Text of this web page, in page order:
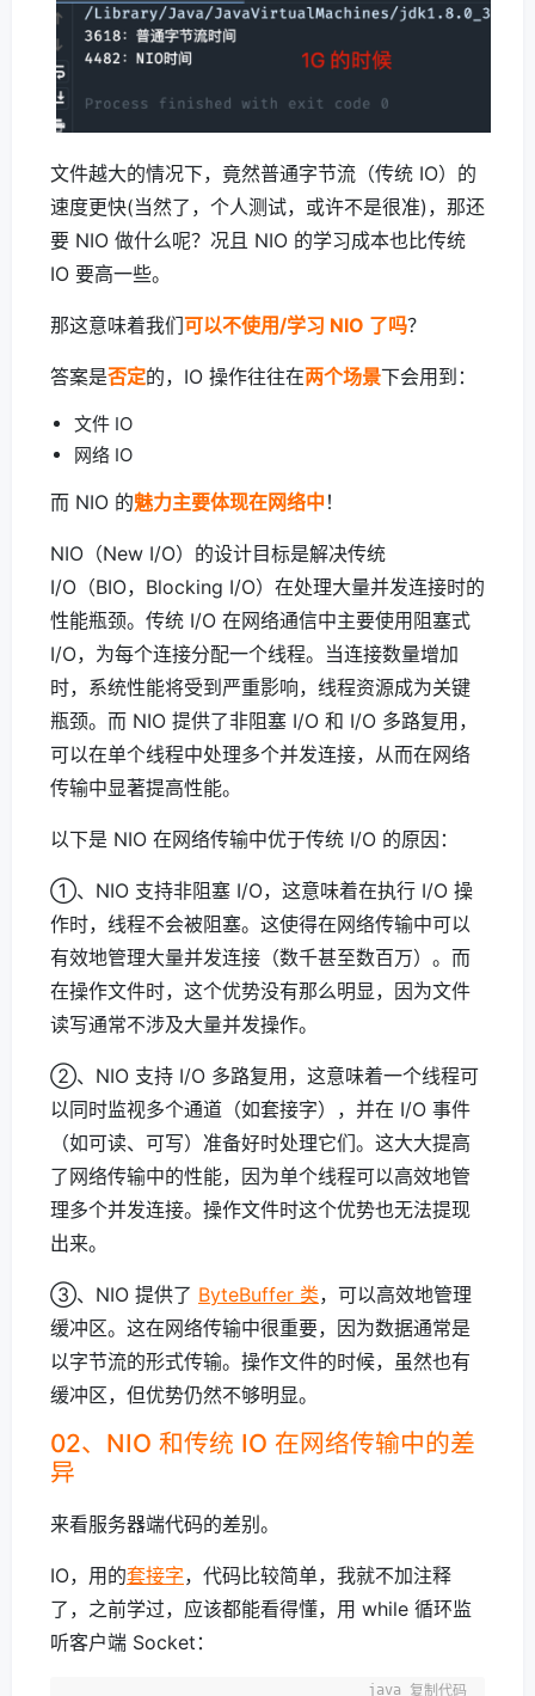
文件越大的情况下，竟然普通字节流（传统 IO）的
速度更快(当然了，个人测试，或许不是很准)，那还
要 NIO 做什么呢？况且 NIO 的学习成本也比传统
IO 要高一些。
那这意味着我们可以不使用/学习 NIO 了吗？
答案是否定的，IO 操作往往在两个场景下会用到：
文件 IO
网络 IO
而 NIO 的魅力主要体现在网络中 ！
NIO（New I/O）的设计目标是解决传统
I/O（BIO，Blocking I/O）在处理大量并发连接时的
性能瓶颈。传统 I/O 在网络通信中主要使用阻塞式
I/O，为每个连接分配一个线程。当连接数量增加
时，系统性能将受到严重影响，线程资源成为关键
瓶颈。而 NIO 提供了非阻塞 I/O 和 I/O 多路复用，
可以在单个线程中处理多个并发连接，从而在网络
传输中显著提高性能。
以下是 NIO 在网络传输中优于传统 I/O 的原因：
①、NIO 支持非阻塞 I/O，这意味着在执行 I/O 操
作时，线程不会被阻塞。这使得在网络传输中可以
有效地管理大量并发连接（数千甚至数百万）。而
在操作文件时，这个优势没有那么明显，因为文件
读写通常不涉及大量并发操作。
②、NIO 支持 I/O 多路复用，这意味着一个线程可
以同时监视多个通道（如套接字），并在 I/O 事件
（如可读、可写）准备好时处理它们。这大大提高
了网络传输中的性能，因为单个线程可以高效地管
理多个并发连接。操作文件时这个优势也无法提现
出来。
③、NIO 提供了 ByteBuffer 类，可以高效地管理
缓冲区。这在网络传输中很重要，因为数据通常是
以字节流的形式传输。操作文件的时候，虽然也有
缓冲区，但优势仍然不够明显。
02、NIO 和传统 IO 在网络传输中的差
异
来看服务器端代码的差别。
IO，用的套接字，代码比较简单，我就不加注释
了，之前学过，应该都能看得懂，用 while 循环监
听客户端 Socket：
复制代码